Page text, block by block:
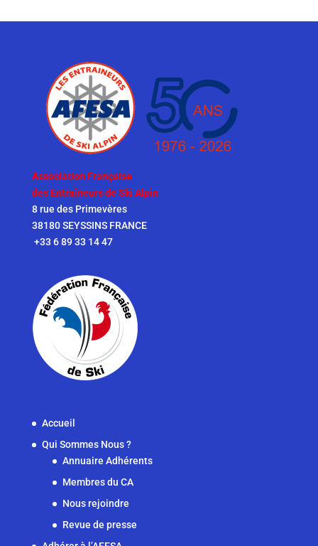
Association Française
des Entraîneurs de Ski Alpin
8 rue des Primevères
38180 SEYSSINS FRANCE
+33 6 89 33 14 47
Accueil
Qui Sommes Nous ?
Annuaire Adhérents
Membres du CA
Nous rejoindre
Revue de presse